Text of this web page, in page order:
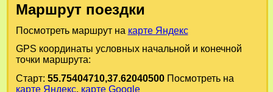
Маршрут поездки
Посмотреть маршрут на карте Яндекс
GPS координаты условных начальной и конечной
точки маршрута:
Старт: 55.75404710,37.62040500Посмотреть на
карте Яндекс, карте Google